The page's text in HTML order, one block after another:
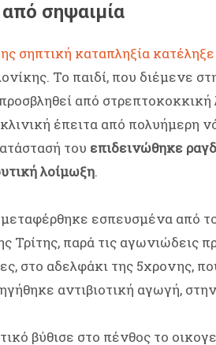
σηψαιμία
σηπτική καταπληξία κατέληξε
Το παιδί, που διέμενε
από
έπειτα από πολυήμερη
του επιδεινώθηκε
λοίμωξη.
εσπευσμένα από
Τρίτης, παρά τις
στο αδελφάκι της 5χρονης,
αντιβιοτική αγωγή,
βύθισε στο πένθος το